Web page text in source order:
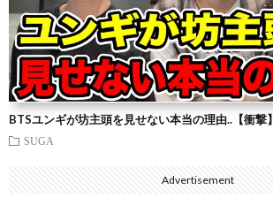
BTSユンギが坊主頭を見せない本当の理由..【衝撃】
SUGA
Advertisement